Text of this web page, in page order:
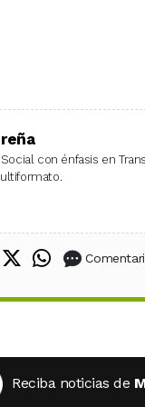
con énfasis en
en
Compartir en
Compartir
Reciba noticias de